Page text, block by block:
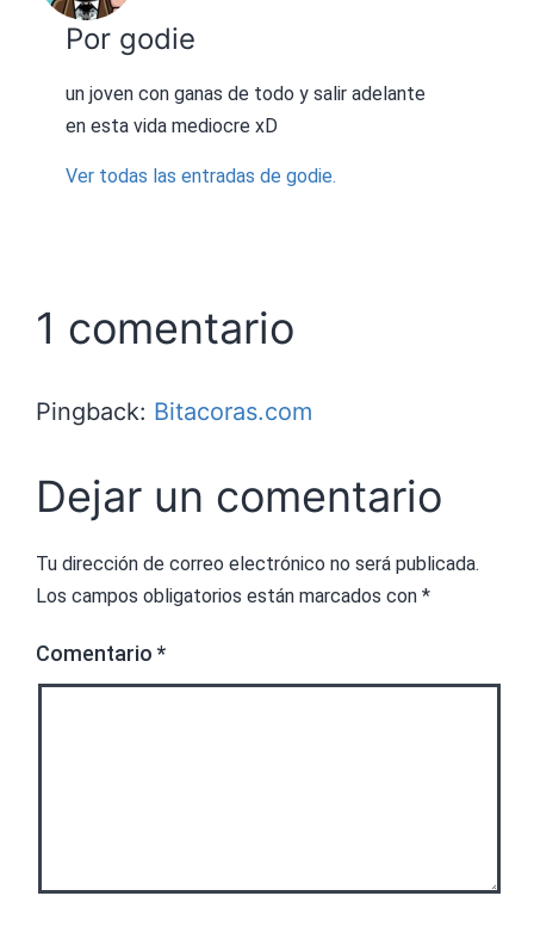
Por godie
un joven con ganas de todo y salir adelante
en esta vida mediocre xD
Ver todas las entradas de godie.
1 comentario
Pingback: Bitacoras.com
Dejar un comentario
Tu dirección de correo electrónico no será publicada.
Los campos obligatorios están marcados con *
Comentario *